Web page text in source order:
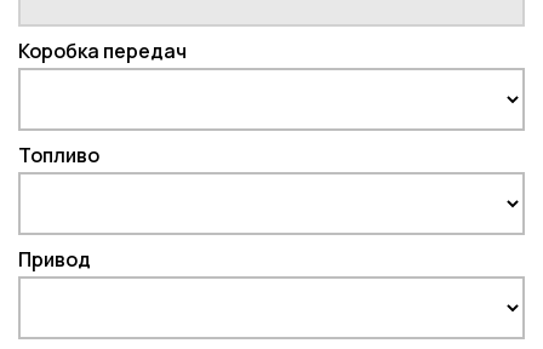
Коробка передач
Топливо
Привод